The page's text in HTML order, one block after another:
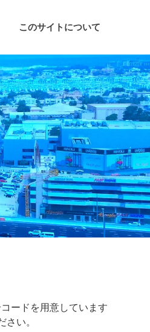
このサイトについて
ードを用意しています
さい。